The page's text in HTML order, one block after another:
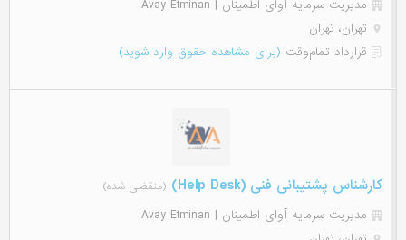
مدیریت سرمایه آوای اطمینان | Avay Etminan
تهران، تهران
قرارداد تمام‌وقت (برای مشاهده حقوق وارد شوید)
کارشناس پشتیبانی فنی (Help Desk) (منقضی شده)
مدیریت سرمایه آوای اطمینان | Avay Etminan